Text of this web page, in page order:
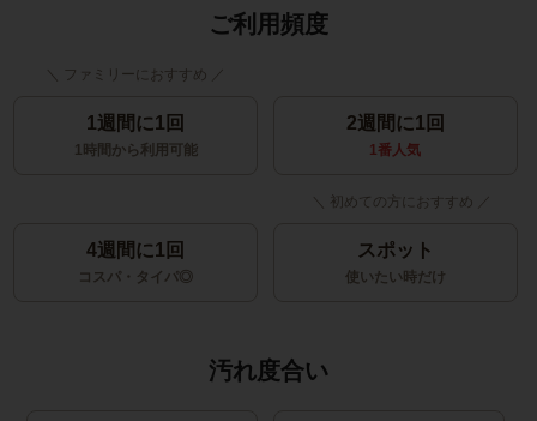
ご利用頻度
1週間に1回
1時間から利用可能
2週間に1回
1番人気
4週間に1回
コスパ・タイパ◎
スポット
使いたい時だけ
汚れ度合い